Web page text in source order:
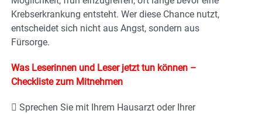
Krebserkrankung entsteht. Wer diese Chance nutzt,
entscheidet sich nicht aus Angst, sondern aus
Fürsorge.
Was Leserinnen und Leser jetzt tun können –
Checkliste zum Mitnehmen
 Sprechen Sie mit Ihrem Hausarzt oder Ihrer